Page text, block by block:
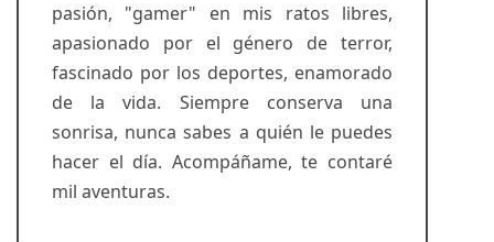
pasión, "gamer" en mis ratos libres,
apasionado por el género de terror,
fascinado por los deportes, enamorado
de la vida. Siempre conserva una
sonrisa, nunca sabes a quién le puedes
hacer el día. Acompáñame, te contaré
mil aventuras.